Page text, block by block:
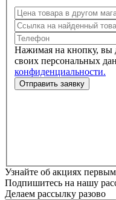
Нажимая на кнопку, вы
своих персональных
конфиденциальности.
Узнайте об акциях
Подпишитесь на нашу
Делаем рассылку разово